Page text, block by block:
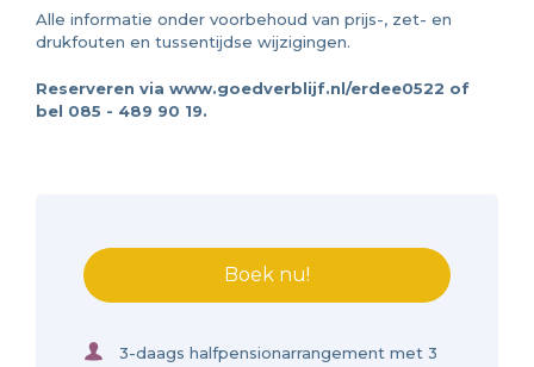
Alle informatie onder voorbehoud van prijs-, zet- en
drukfouten en tussentijdse wijzigingen.
Reserveren via www.goedverblijf.nl/erdee0522 of
bel 085 - 489 90 19.
Boek nu!
3-daags halfpensionarrangement met 3